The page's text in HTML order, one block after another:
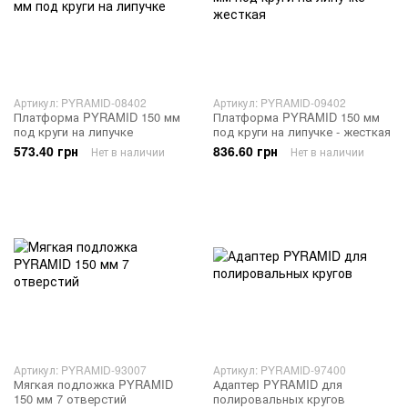
Артикул: PYRAMID-08402
Платформа PYRAMID 150 мм
под круги на липучке
573.40 грн Нет в наличии
Артикул: PYRAMID-09402
Платформа PYRAMID 150 мм
под круги на липучке - жесткая
836.60 грн Нет в наличии
Артикул: PYRAMID-93007
Мягкая подложка PYRAMID
150 мм 7 отверстий
Артикул: PYRAMID-97400
Адаптер PYRAMID для
полировальных кругов